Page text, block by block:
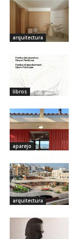
arquitectura
libros
aparejo
arquitectura